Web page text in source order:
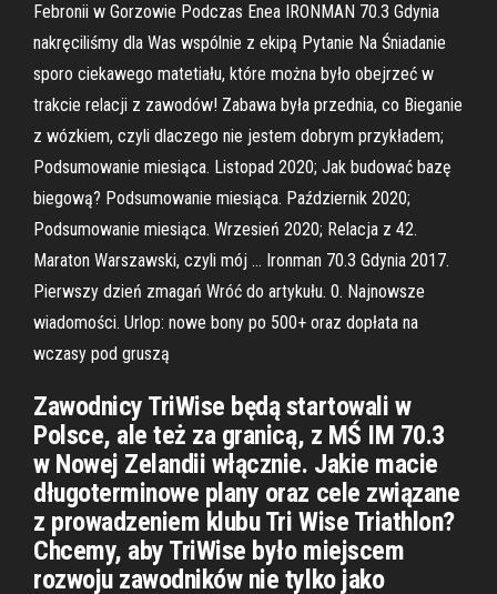
Febronii w Gorzowie Podczas Enea IRONMAN 70.3 Gdynia
nakręciliśmy dla Was wspólnie z ekipą Pytanie Na Śniadanie
sporo ciekawego matetiału, które można było obejrzeć w
trakcie relacji z zawodów! Zabawa była przednia, co Bieganie
z wózkiem, czyli dlaczego nie jestem dobrym przykładem;
Podsumowanie miesiąca. Listopad 2020; Jak budować bazę
biegową? Podsumowanie miesiąca. Październik 2020;
Podsumowanie miesiąca. Wrzesień 2020; Relacja z 42.
Maraton Warszawski, czyli mój … Ironman 70.3 Gdynia 2017.
Pierwszy dzień zmagań Wróć do artykułu. 0. Najnowsze
wiadomości. Urlop: nowe bony po 500+ oraz dopłata na
wczasy pod gruszą
Zawodnicy TriWise będą startowali w
Polsce, ale też za granicą, z MŚ IM 70.3
w Nowej Zelandii włącznie. Jakie macie
długoterminowe plany oraz cele związane
z prowadzeniem klubu Tri Wise Triathlon?
Chcemy, aby TriWise było miejscem
rozwoju zawodników nie tylko jako